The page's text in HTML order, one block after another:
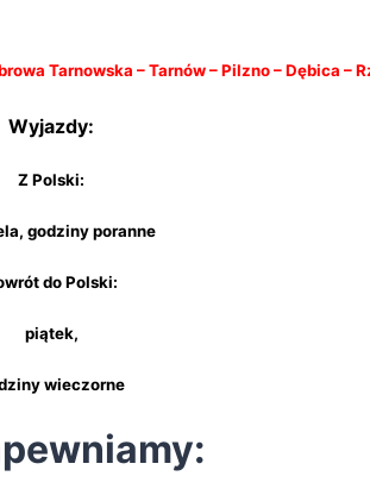
Tarnowska – Tarnów – Pilzno – Dębica –
Wyjazdy:
Z Polski:
godziny poranne
do Polski:
piątek,
wieczorne